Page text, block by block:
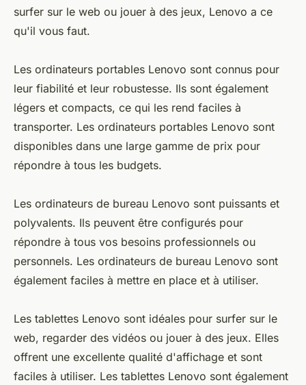
surfer sur le web ou jouer à des jeux, Lenovo a ce
qu'il vous faut.
Les ordinateurs portables Lenovo sont connus pour
leur fiabilité et leur robustesse. Ils sont également
légers et compacts, ce qui les rend faciles à
transporter. Les ordinateurs portables Lenovo sont
disponibles dans une large gamme de prix pour
répondre à tous les budgets.
Les ordinateurs de bureau Lenovo sont puissants et
polyvalents. Ils peuvent être configurés pour
répondre à tous vos besoins professionnels ou
personnels. Les ordinateurs de bureau Lenovo sont
également faciles à mettre en place et à utiliser.
Les tablettes Lenovo sont idéales pour surfer sur le
web, regarder des vidéos ou jouer à des jeux. Elles
offrent une excellente qualité d'affichage et sont
faciles à utiliser. Les tablettes Lenovo sont également